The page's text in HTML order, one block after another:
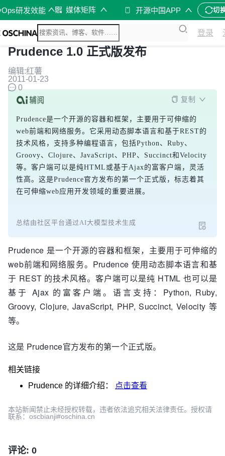
研发效能 媒体矩阵 开源中国APP 切
登录
Prudence 1.0 正式版发布
编辑:红薯
2011-01-23
0
复制
Prudence是一个开源的容器和框架，主要用于可伸缩的
web前端和网络服务。它采用动态脚本语言和基于REST的
技术风格，支持多种编程语言，包括Python、Ruby、
Groovy、Clojure、JavaScript、PHP、Succinct和Velocity
等。客户端可以是纯HTML或基于Ajax的富客户端，灵活
性高。这是Prudence官方发布的第一个正式版，标志着其
在可伸缩web应用开发领域的重要进展。
总结由社区平台通过AI大模型技术生成
Prudence 是一个开源的容器和框架，主要用于可伸缩的
web前端和网络服务。Prudence 使用动态脚本语言和基
于 REST 的技术风格。客户端可以是纯 HTML 也可以是
基于 Ajax 的富客户端。语言支持：Python, Ruby,
Groovy, Clojure, JavaScript, PHP, Succinct, Velocity 等
等。
这是 Prudence官方发布的第一个正式版。
相关链接
Prudence 的详细介绍： 点击查看
本站新闻禁止未经授权转载，违者依法追究相关法律责任。授权请
联系：oscbianji#oschina.cn
评论: 0